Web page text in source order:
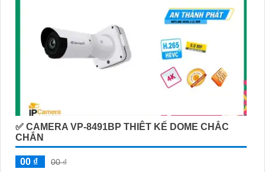
✅ CAMERA VP-8491BP THIÊT KẾ DOME CHẮC
CHẮN
00 ₫
00 ₫